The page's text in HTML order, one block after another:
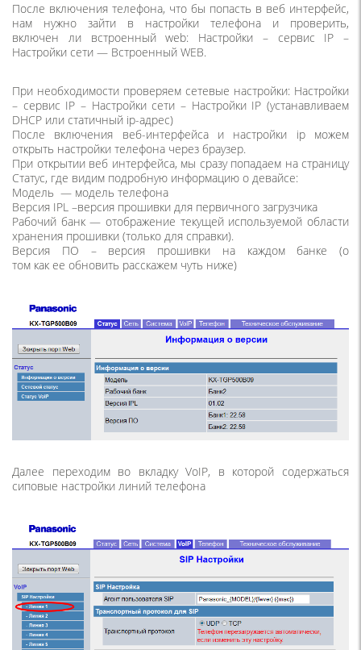
После включения телефона, что бы попасть в веб интерфейс,
нам нужно зайти в настройки телефона и проверить,
включен ли встроенный web: Настройки – сервис IP –
Настройки сети — Встроенный WEB.
При необходимости проверяем сетевые настройки: Настройки
– сервис IP – Настройки сети – Настройки IP (устанавливаем
DHCP или статичный ip-адрес)
После включения веб-интерфейса и настройки ip можем
открыть настройки телефона через браузер.
При открытии веб интерфейса, мы сразу попадаем на страницу
Статус, где видим подробную информацию о девайсе:
Модель — модель телефона
Версия IPL –версия прошивки для первичного загрузчика
Рабочий банк — отображение текущей используемой области
хранения прошивки (только для справки).
Версия ПО – версия прошивки на каждом банке
(о
том как ее обновить расскажем чуть ниже)
Далее переходим во вкладку VoIP, в которой содержаться
сиповые настройки линий телефона